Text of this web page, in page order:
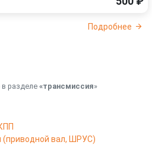
Подробнее
в разделе «трансмиссия»
(приводной вал, ШРУС)